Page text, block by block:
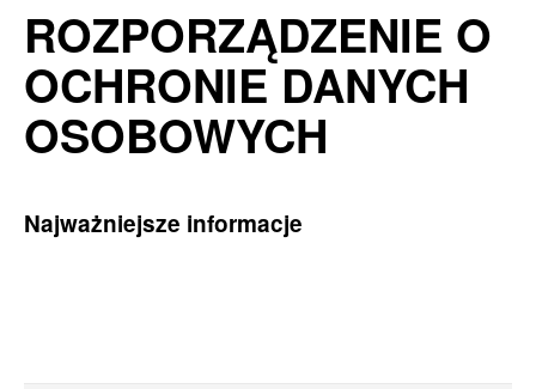
ROZPORZĄDZENIE O
OCHRONIE DANYCH
OSOBOWYCH
Najważniejsze informacje